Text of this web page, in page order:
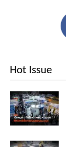
Hot Issue